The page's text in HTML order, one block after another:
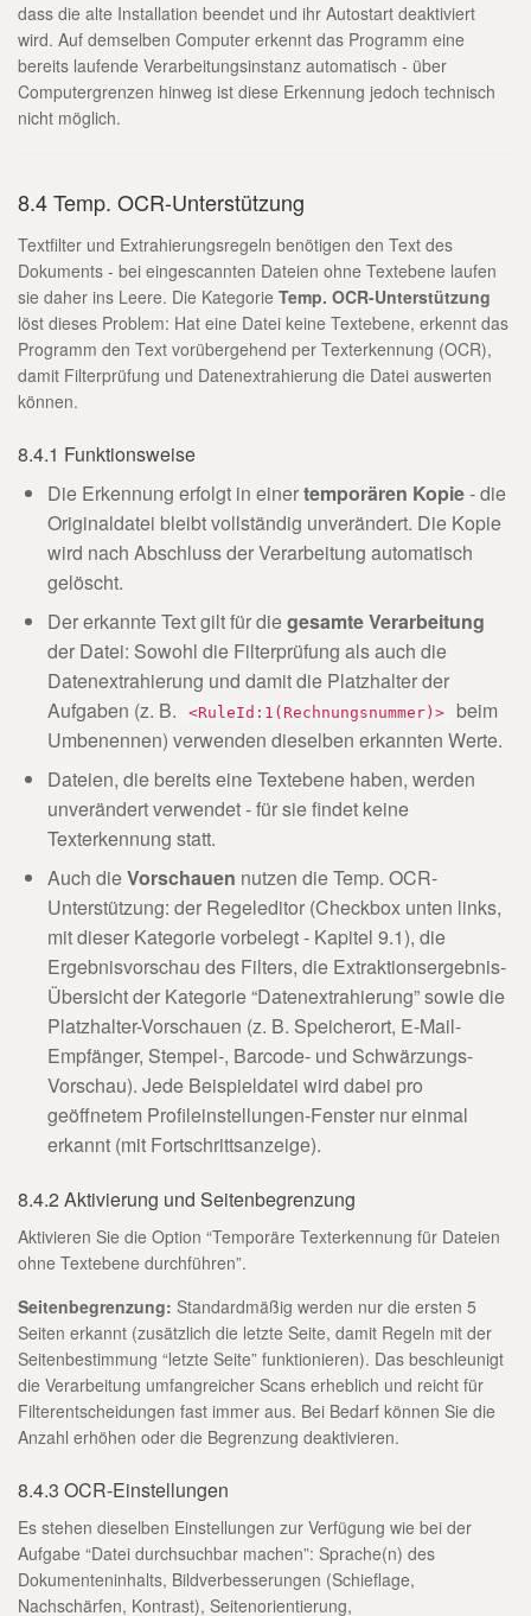
dass die alte Installation beendet und ihr Autostart deaktiviert
wird. Auf demselben Computer erkennt das Programm eine
bereits laufende Verarbeitungsinstanz automatisch - über
Computergrenzen hinweg ist diese Erkennung jedoch technisch
nicht möglich.
8.4 Temp. OCR-Unterstützung
Textfilter und Extrahierungsregeln benötigen den Text des
Dokuments - bei eingescannten Dateien ohne Textebene laufen
sie daher ins Leere. Die Kategorie Temp. OCR-Unterstützung
löst dieses Problem: Hat eine Datei keine Textebene, erkennt das
Programm den Text vorübergehend per Texterkennung (OCR),
damit Filterprüfung und Datenextrahierung die Datei auswerten
können.
8.4.1 Funktionsweise
Die Erkennung erfolgt in einertemporären Kopie- die
Originaldatei bleibt vollständig unverändert. Die Kopie
wird nach Abschluss der Verarbeitung automatisch
gelöscht.
Der erkannte Text gilt für diegesamte Verarbeitung
der Datei: Sowohl die Filterprüfung als auch die
Datenextrahierung und damit die Platzhalter der
Aufgaben (z. B.
<RuleId:1(Rechnungsnummer)>
beim
Umbenennen) verwenden dieselben erkannten Werte.
Dateien, die bereits eine Textebene haben, werden
unverändert verwendet - für sie findet keine
Texterkennung statt.
Auch dieVorschauen nutzen die Temp. OCR-
Unterstützung: der Regeleditor (Checkbox unten links,
mit dieser Kategorie vorbelegt - Kapitel 9.1), die
Ergebnisvorschau des Filters, die Extraktionsergebnis-
Übersicht der Kategorie “Datenextrahierung” sowie die
Platzhalter-Vorschauen (z. B. Speicherort, E-Mail-
Empfänger, Stempel-, Barcode- und Schwärzungs-
Vorschau). Jede Beispieldatei wird dabei pro
geöffnetem Profileinstellungen-Fenster nur einmal
erkannt (mit Fortschrittsanzeige).
8.4.2 Aktivierung und Seitenbegrenzung
Aktivieren Sie die Option “Temporäre Texterkennung für Dateien
ohne Textebene durchführen”.
Seitenbegrenzung: Standardmäßig werden nur die ersten 5
Seiten erkannt (zusätzlich die letzte Seite, damit Regeln mit der
Seitenbestimmung “letzte Seite” funktionieren). Das beschleunigt
die Verarbeitung umfangreicher Scans erheblich und reicht für
Filterentscheidungen fast immer aus. Bei Bedarf können Sie die
Anzahl erhöhen oder die Begrenzung deaktivieren.
8.4.3 OCR-Einstellungen
Es stehen dieselben Einstellungen zur Verfügung wie bei der
Aufgabe “Datei durchsuchbar machen”: Sprache(n) des
Dokumenteninhalts, Bildverbesserungen (Schieflage,
Nachschärfen, Kontrast), Seitenorientierung,